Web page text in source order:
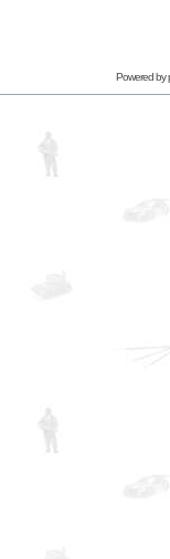
Powered by